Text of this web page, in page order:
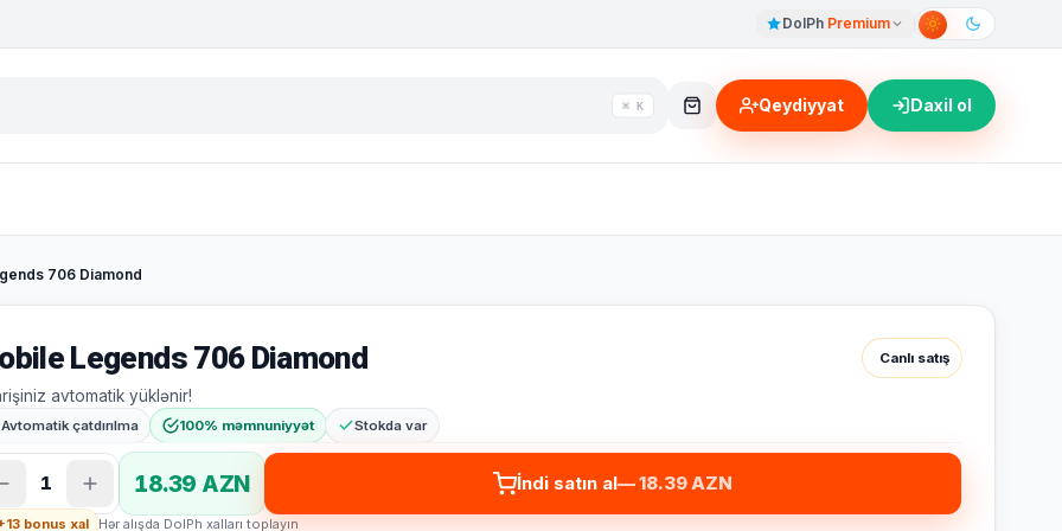
DolPh Premium
⌘ K Qeydiyyat Daxil ol
706 Diamond
Legends 706 Diamond
avtomatik yüklənir!
Canlı satış
Avtomatik çatdırılma 100% məmnuniyyət Stokda var
1 18.39 AZN İndi satın al— 18.39 AZN
bonus xal Hər alışda DolPh xalları toplayın